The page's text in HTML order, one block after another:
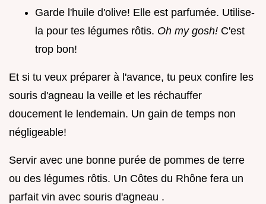
Garde l'huile d'olive! Elle est parfumée. Utilise-
la pour tes légumes rôtis. Oh my gosh! C'est
trop bon!
Et si tu veux préparer à l'avance, tu peux confire les
souris d'agneau la veille et les réchauffer
doucement le lendemain. Un gain de temps non
négligeable!
Servir avec une bonne purée de pommes de terre
ou des légumes rôtis. Un Côtes du Rhône fera un
parfait vin avec souris d'agneau .